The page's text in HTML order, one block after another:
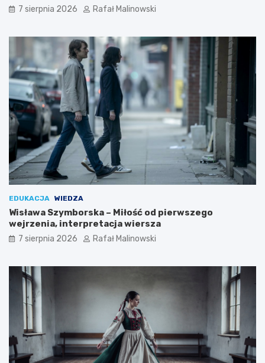
7 sierpnia 2026 Rafał Malinowski
EDUKACJA WIEDZA
Wisława Szymborska – Miłość od pierwszego
wejrzenia, interpretacja wiersza
7 sierpnia 2026 Rafał Malinowski